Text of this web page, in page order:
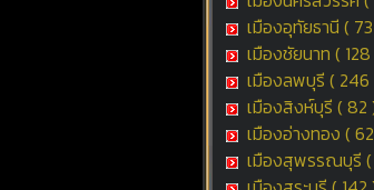
เมืองอุทัยธานี (
เมืองชัยนาท (
เมืองลพบุรี ( 246
เมืองสิงห์บุรี ( 82
เมืองอ่างทอง (
เมืองสุพรรณบุรี (